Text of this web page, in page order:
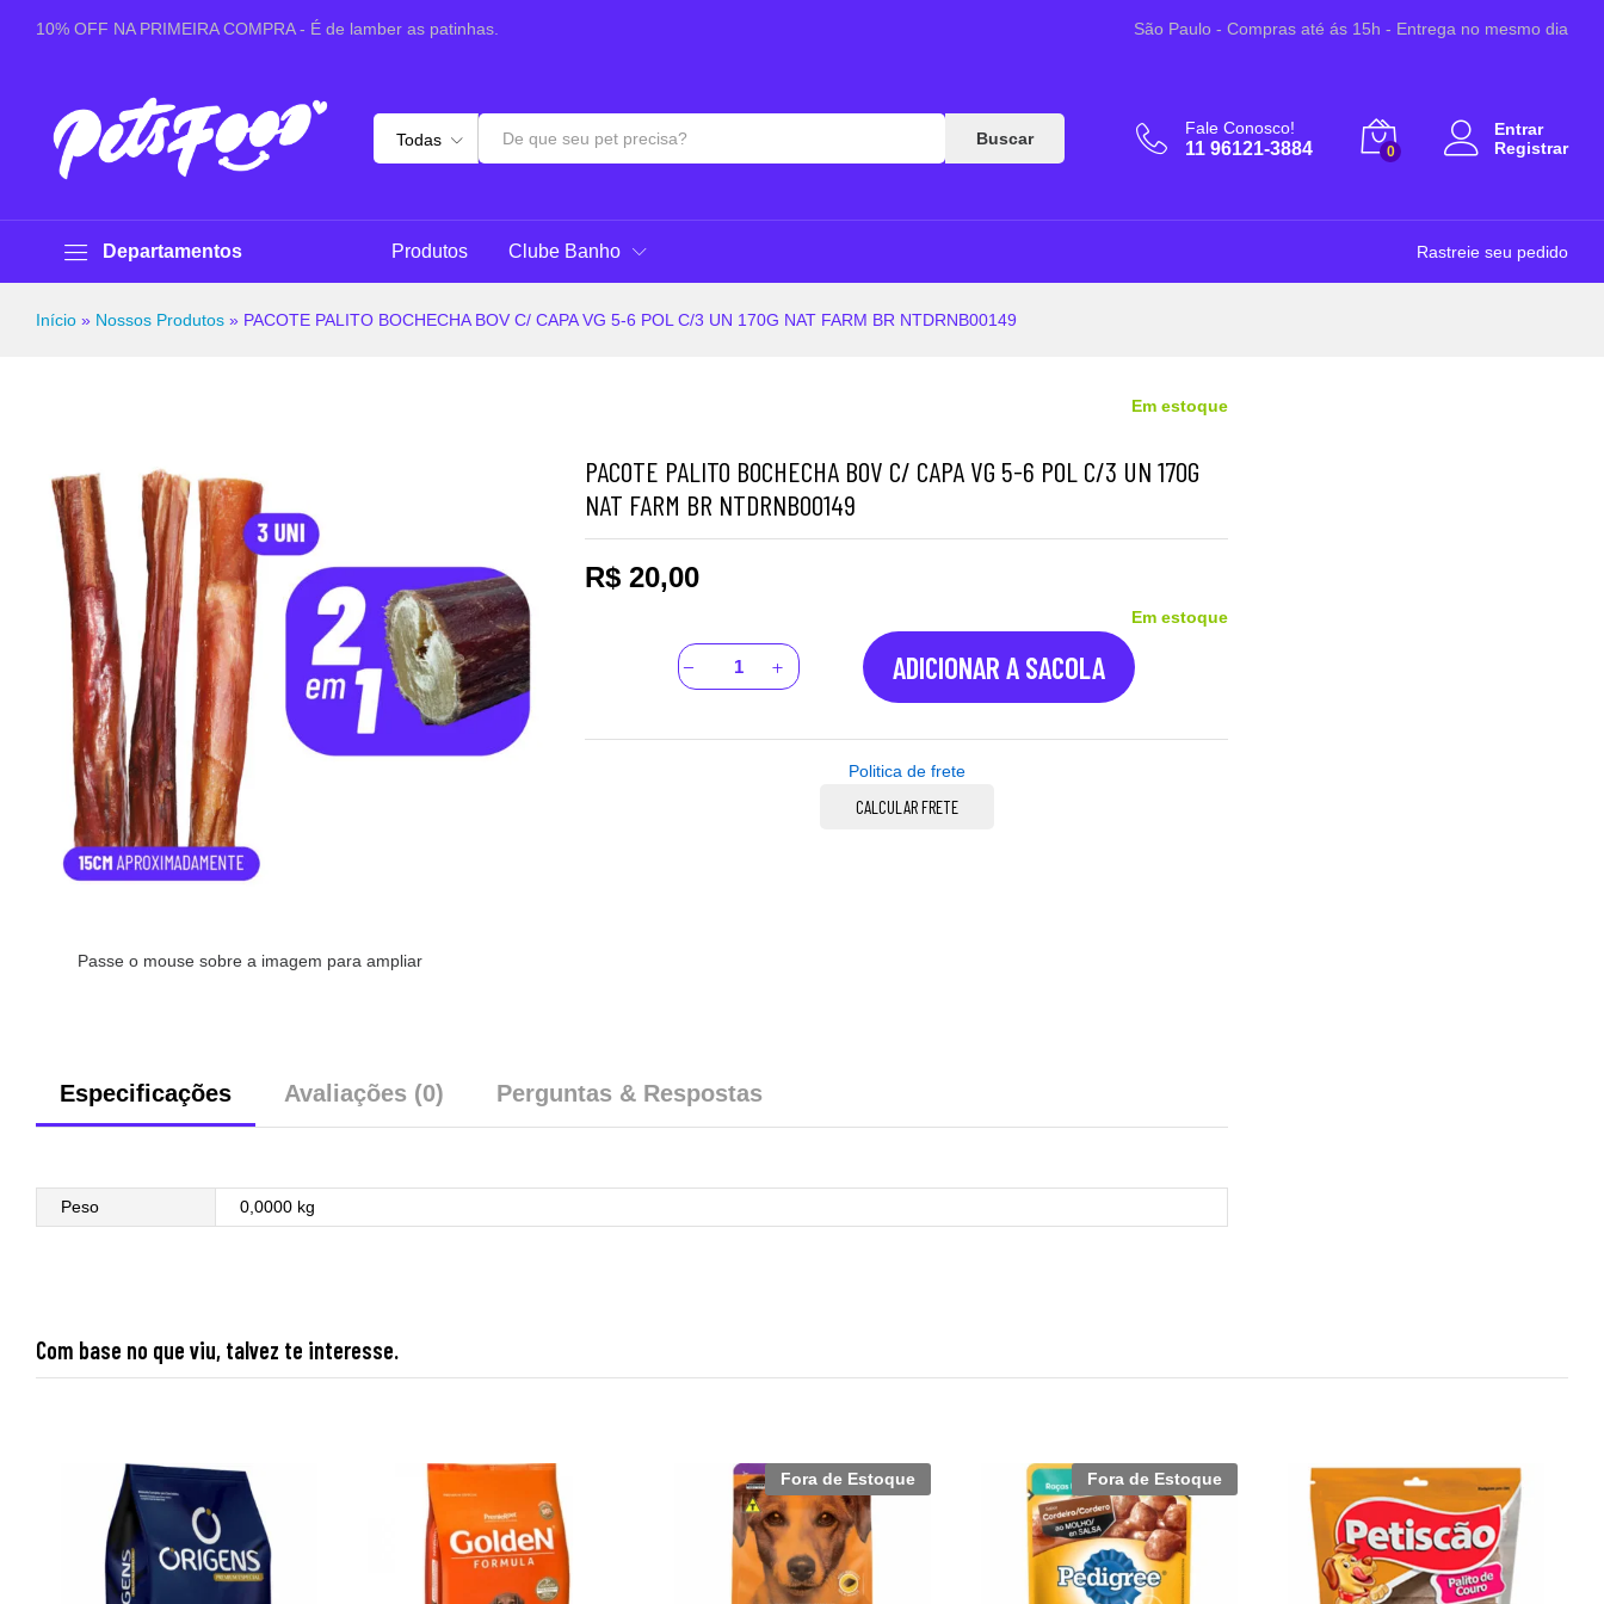
10% OFF NA PRIMEIRA COMPRA - É de lamber as patinhas. São Paulo - Compras até ás 15h - Entrega no mesmo dia
Todas Buscar
Fale Conosco!
11 96121-3884 0
Entrar
Registrar
Departamentos Produtos Clube Banho Rastreie seu pedido
Início » Nossos Produtos » PACOTE PALITO BOCHECHA BOV C/ CAPA VG 5-6 POL C/3 UN 170G NAT FARM BR NTDRNB00149
Em estoque
Passe o mouse sobre a imagem para ampliar
PACOTE PALITO BOCHECHA BOV C/ CAPA VG 5-6 POL C/3 UN 170G
NAT FARM BR NTDRNB00149
R$20,00
Em estoque
ADICIONAR A SACOLA
Politica de frete
CALCULAR FRETE
Especificações Avaliações (0) Perguntas & Respostas
Peso 0,0000 kg
Com base no que viu, talvez te interesse.
Fora de Estoque Fora de Estoque
Especificações Avaliações (0) Perguntas & Respostas
R$20,00 Adicionar ao Carrinho